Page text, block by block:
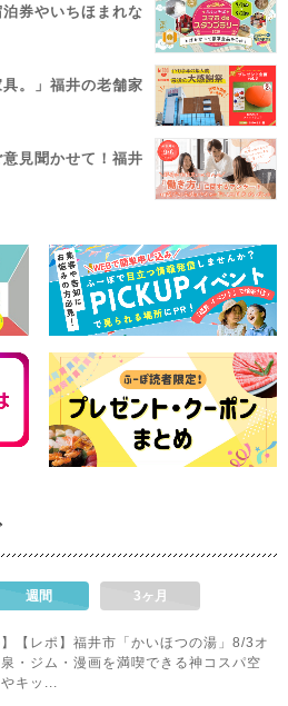
券やいちほまれな
具。」福井の老舗家
意見聞かせて！福井
週間 3ヶ月
】【レポ】福井市「かいほつの湯」8/3オ
・ジム・漫画を満喫できる神コスパ空
キッ...